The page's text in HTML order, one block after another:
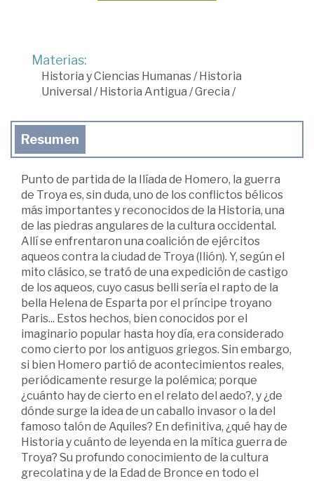
Materias:
Historia y Ciencias Humanas/Historia
Universal /Historia Antigua /Grecia /
Resumen
Punto de partida de la Ilíada de Homero, la guerra
de Troya es, sin duda, uno de los conflictos bélicos
más importantes y reconocidos de la Historia, una
de las piedras angulares de la cultura occidental.
Allí se enfrentaron una coalición de ejércitos
aqueos contra la ciudad de Troya (Ilión). Y, según el
mito clásico, se trató de una expedición de castigo
de los aqueos, cuyo casus belli sería el rapto de la
bella Helena de Esparta por el príncipe troyano
Paris... Estos hechos, bien conocidos por el
imaginario popular hasta hoy día, era considerado
como cierto por los antiguos griegos. Sin embargo,
si bien Homero partió de acontecimientos reales,
periódicamente resurge la polémica; porque
¿cuánto hay de cierto en el relato del aedo?, y ¿de
dónde surge la idea de un caballo invasor o la del
famoso talón de Aquiles? En definitiva, ¿qué hay de
Historia y cuánto de leyenda en la mítica guerra de
Troya? Su profundo conocimiento de la cultura
grecolatina y de la Edad de Bronce en todo el